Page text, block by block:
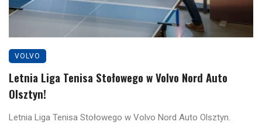
VOLVO
Letnia Liga Tenisa Stołowego w Volvo Nord Auto
Olsztyn!
Letnia Liga Tenisa Stołowego w Volvo Nord Auto Olsztyn.